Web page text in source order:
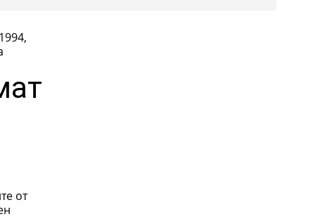
от